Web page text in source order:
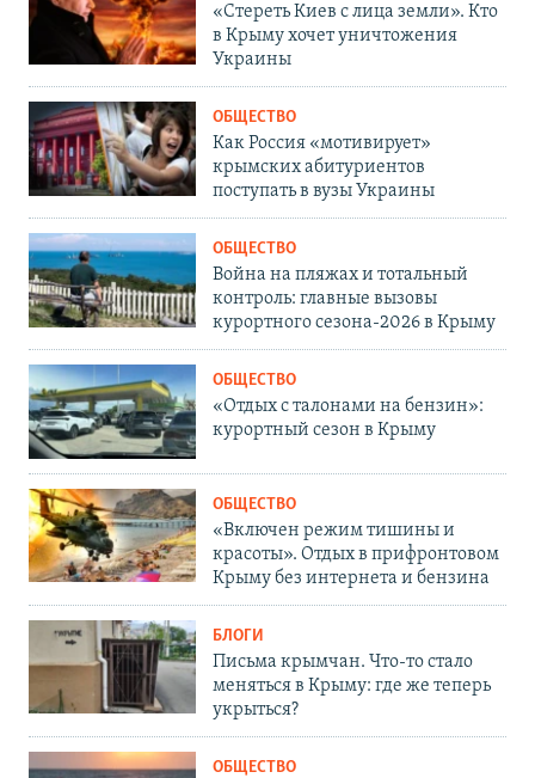
«Стереть Киев с лица земли». Кто
в Крыму хочет уничтожения
Украины
ОБЩЕСТВО
Как Россия «мотивирует»
крымских абитуриентов
поступать в вузы Украины
ОБЩЕСТВО
Война на пляжах и тотальный
контроль: главные вызовы
курортного сезона-2026 в Крыму
ОБЩЕСТВО
«Отдых с талонами на бензин»:
курортный сезон в Крыму
ОБЩЕСТВО
«Включен режим тишины и
красоты». Отдых в прифронтовом
Крыму без интернета и бензина
БЛОГИ
Письма крымчан. Что-то стало
меняться в Крыму: где же теперь
укрыться?
ОБЩЕСТВО